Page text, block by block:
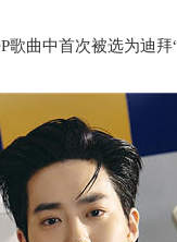
歌曲中首次被选为迪拜